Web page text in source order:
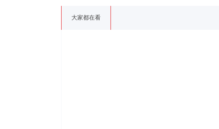
大家都在看